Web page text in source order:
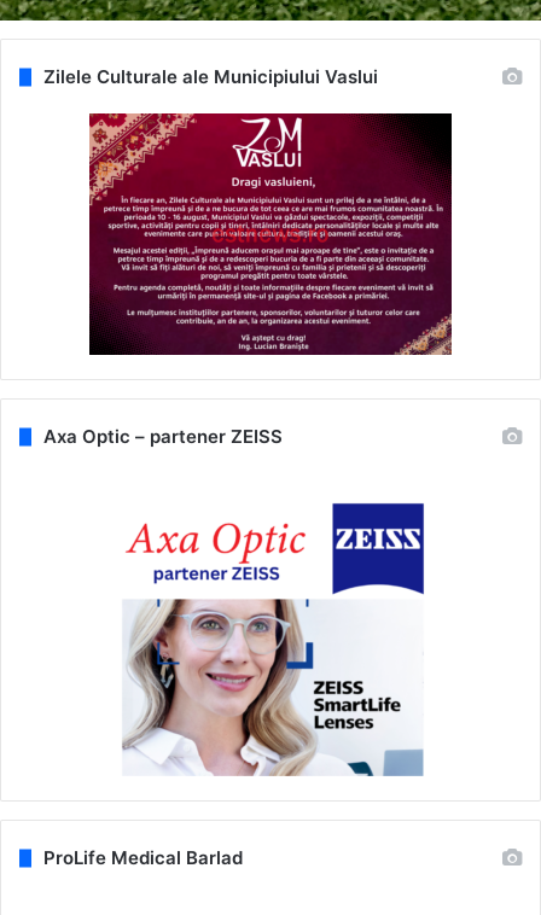
Zilele Culturale ale Municipiului Vaslui
Axa Optic – partener ZEISS
ProLife Medical Barlad